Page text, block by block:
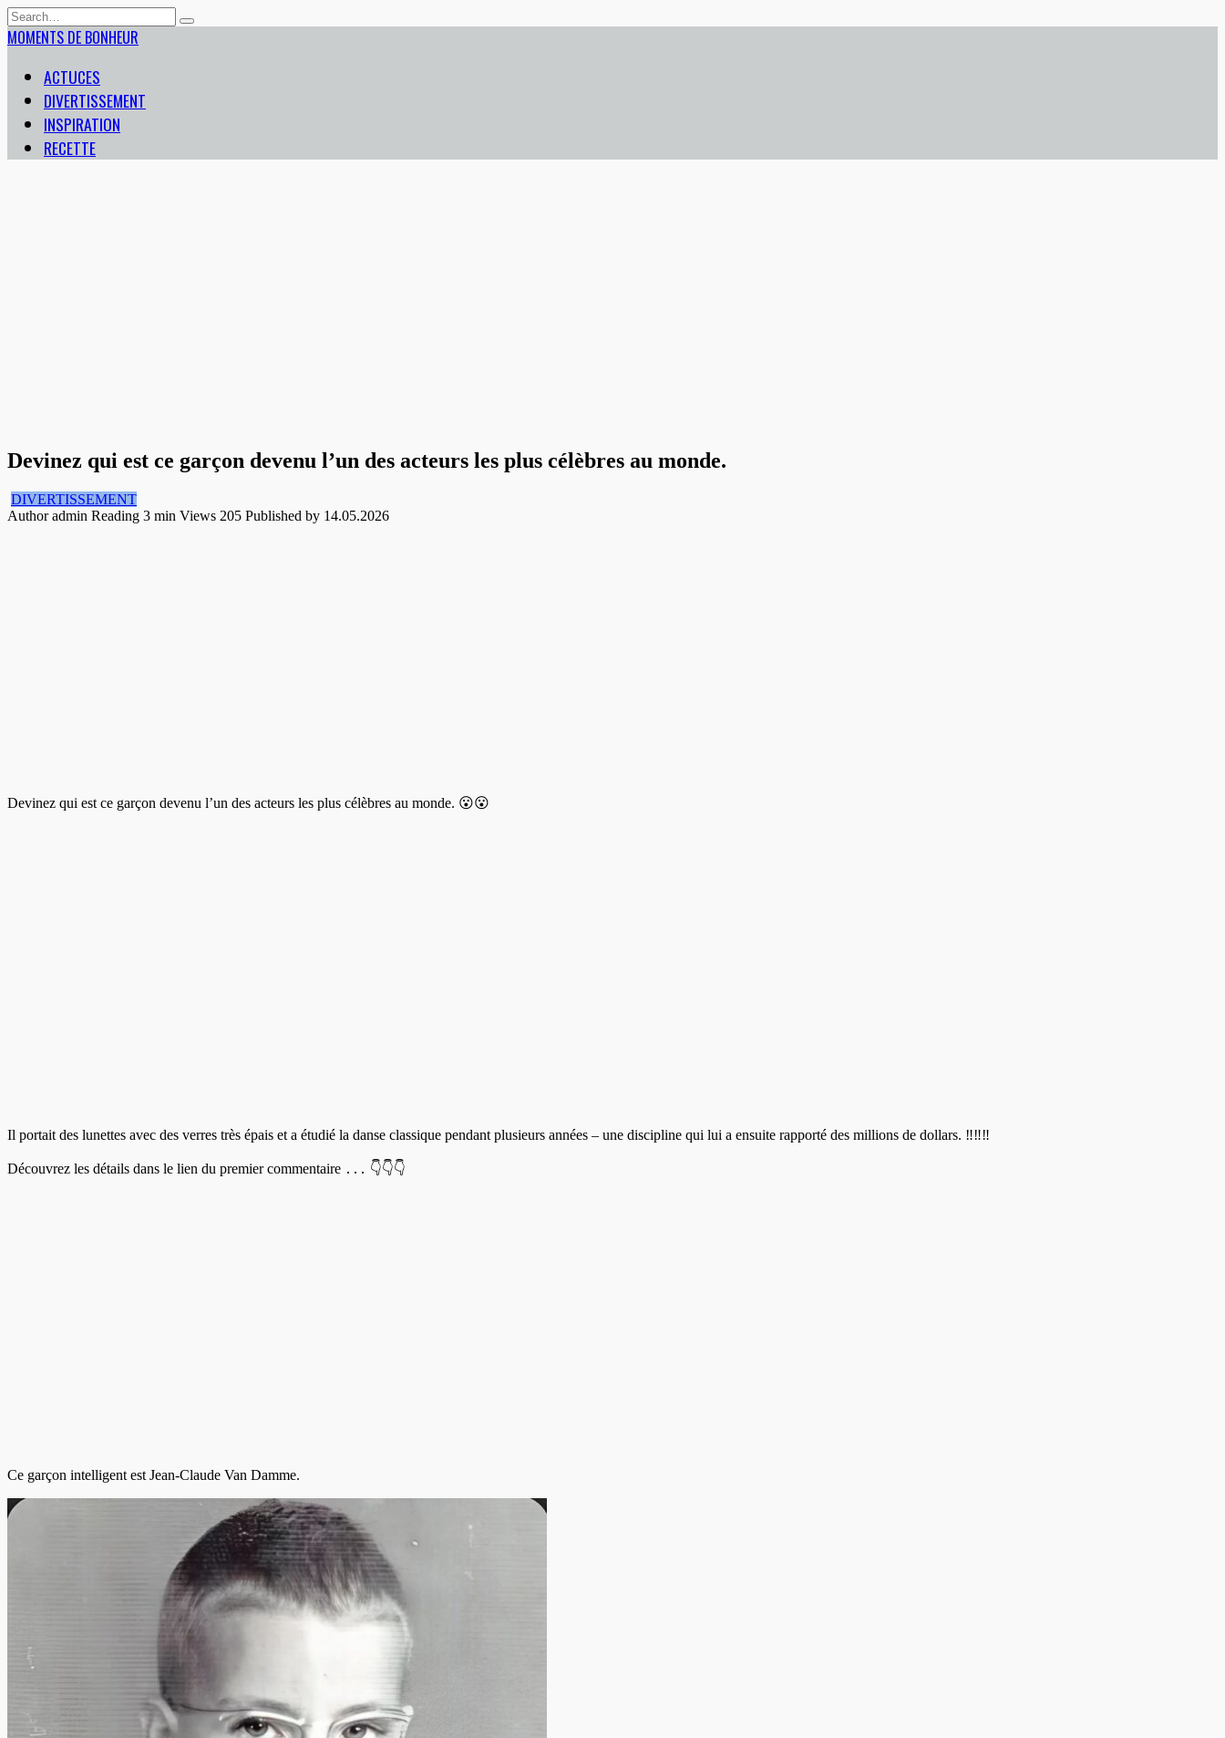
Skip
to
content
Search
for:
MOMENTS DE BONHEUR
ACTUCES
DIVERTISSEMENT
INSPIRATION
RECETTE
Devinez qui est ce garçon devenu l’un des acteurs les plus célèbres au monde.
DIVERTISSEMENT
Author admin Reading 3 min Views 205 Published by 14.05.2026
Devinez qui est ce garçon devenu l’un des acteurs les plus célèbres au monde. 😮😮
Il portait des lunettes avec des verres très épais et a étudié la danse classique pendant plusieurs années – une discipline qui lui a ensuite rapporté des millions de dollars. ‼️‼️‼️
Découvrez les détails dans le lien du premier commentaire ․․․ 👇👇👇
Ce garçon intelligent est Jean-Claude Van Damme.